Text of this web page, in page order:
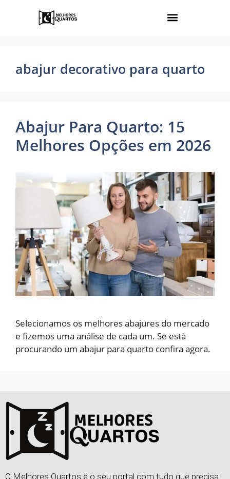
abajur decorativo para quarto
Abajur Para Quarto: 15
Melhores Opções em 2026
Selecionamos os melhores abajures do mercado
e fizemos uma análise de cada um. Se está
procurando um abajur para quarto confira agora.
O Melhores Quartos é o seu portal com tudo que precisa